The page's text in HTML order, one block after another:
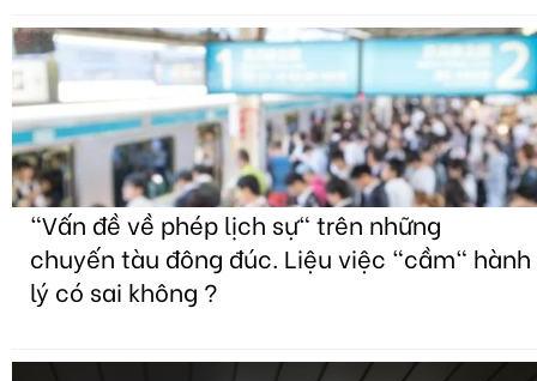
"Vấn đề về phép lịch sự" trên những
chuyến tàu đông đúc. Liệu việc "cầm" hành
lý có sai không ?